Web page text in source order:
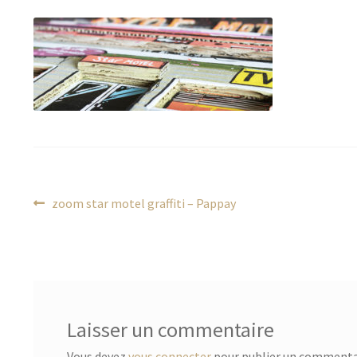
Navigation
Article
zoom star motel graffiti – Pappay
Laisser un commentaire